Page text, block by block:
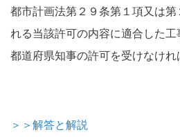
都市計画法第２９条第１項又は
れる当該許可の内容に適合した工
都道府県知事の許可を受けなけれ
＞＞解答と解説